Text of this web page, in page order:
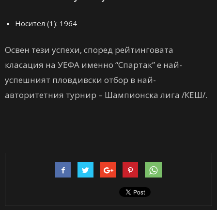
Носител (1): 1964
Освен тези успехи, според рейтинговата
класация на УЕФА именно “Спартак” е най-
успешният пловдивски отбор в най-
авторитетния турнир – Шампионска лига /КЕШ/.